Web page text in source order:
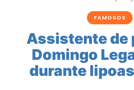
FAMOSOS
Assistente de
Domingo
durante